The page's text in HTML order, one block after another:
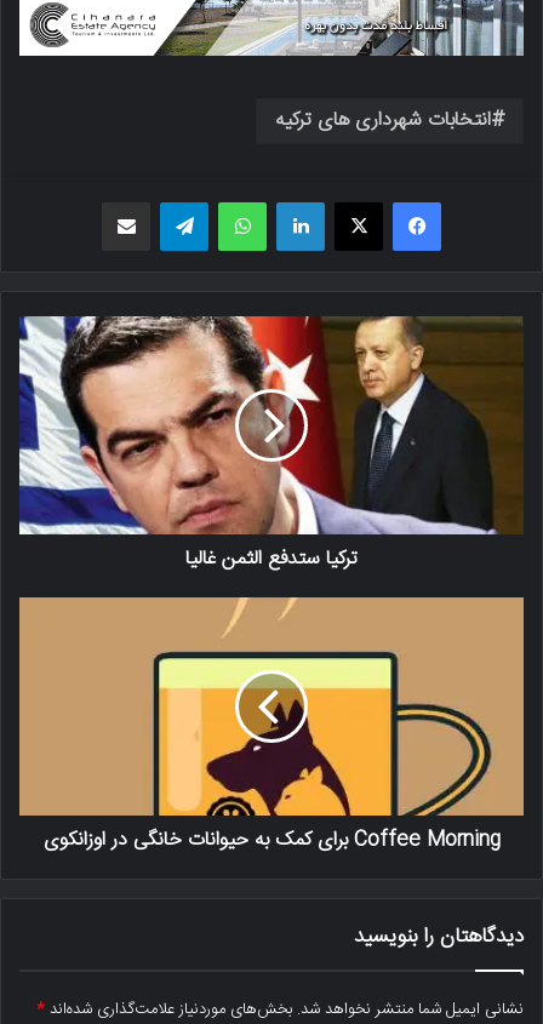
انتخابات شهرداری های ترکیه
فیسبوک X لینکدین واتس اپ
تركيا ستدفع الثمن غاليا
Coffee Morning برای کمک به حیوانات خانگی در اوزانکوی
دیدگاهتان را بنویسید
نشانی ایمیل شما منتشر نخواهد شد. بخش‌های موردنیاز علامت‌گذاری شده‌اند*